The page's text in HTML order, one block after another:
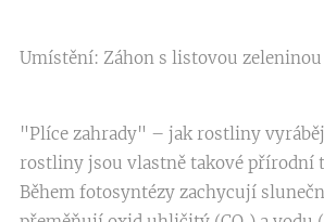
Umístění: Záhon s listovou zeleninou
"Plíce zahrady" – jak rostliny
rostliny jsou vlastně takové přírodní
Během fotosyntézy zachycují